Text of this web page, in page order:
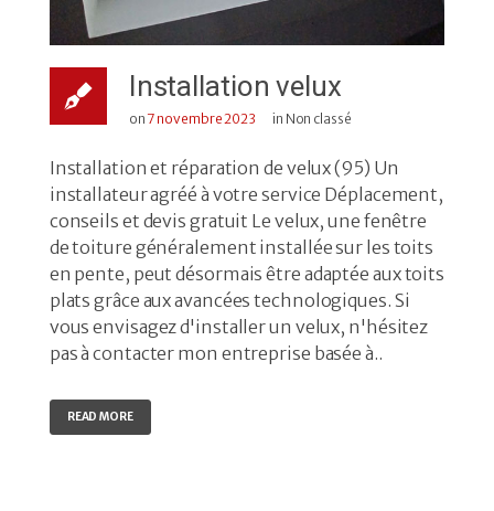
Installation velux
on 7 novembre 2023 in Non classé
Installation et réparation de velux (95) Un
installateur agréé à votre service Déplacement,
conseils et devis gratuit Le velux, une fenêtre
de toiture généralement installée sur les toits
en pente, peut désormais être adaptée aux toits
plats grâce aux avancées technologiques. Si
vous envisagez d'installer un velux, n'hésitez
pas à contacter mon entreprise basée à..
READ MORE